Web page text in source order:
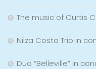
The music of Curtis
Nilza Costa Trio in
Duo “Belleville” in